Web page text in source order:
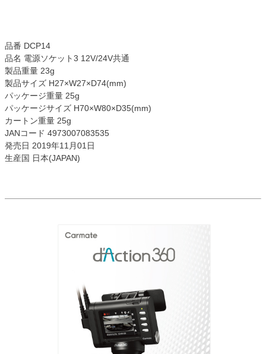
品番 DCP14
品名 電源ソケット3 12V/24V共通
製品重量 23g
製品サイズ H27×W27×D74(mm)
パッケージ重量 25g
パッケージサイズ H70×W80×D35(mm)
カートン重量 25g
JANコード 4973007083535
発売日 2019年11月01日
生産国 日本(JAPAN)